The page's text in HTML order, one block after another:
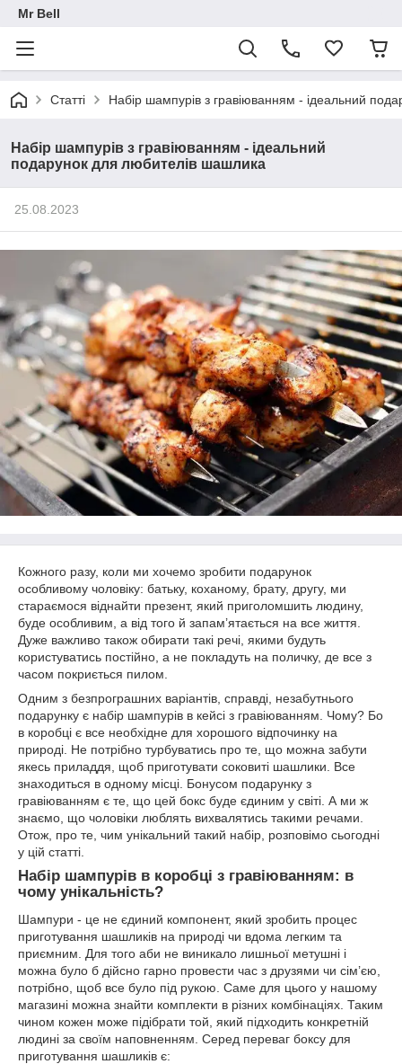
Mr Bell
Статті Набір шампурів з гравіюванням - ідеальний
Набір шампурів з гравіюванням - ідеальний
подарунок для любителів шашлика
25.08.2023
Кожного разу, коли ми хочемо зробити подарунок
особливому чоловіку: батьку, коханому, брату, другу, ми
стараємося віднайти презент, який приголомшить людину,
буде особливим, а від того й запам’ятається на все життя.
Дуже важливо також обирати такі речі, якими будуть
користуватись постійно, а не покладуть на поличку, де все з
часом покриється пилом.
Одним з безпрограшних варіантів, справді, незабутнього
подарунку є набір шампурів в кейсі з гравіюванням. Чому? Бо
в коробці є все необхідне для хорошого відпочинку на
природі. Не потрібно турбуватись про те, що можна забути
якесь приладдя, щоб приготувати соковиті шашлики. Все
знаходиться в одному місці. Бонусом подарунку з
гравіюванням є те, що цей бокс буде єдиним у світі. А ми ж
знаємо, що чоловіки люблять вихвалятись такими речами.
Отож, про те, чим унікальний такий набір, розповімо сьогодні
у цій статті.
Набір шампурів в коробці з гравіюванням: в
чому унікальність?
Шампури - це не єдиний компонент, який зробить процес
приготування шашликів на природі чи вдома легким та
приємним. Для того аби не виникало лишньої метушні і
можна було б дійсно гарно провести час з друзями чи сім’єю,
потрібно, щоб все було під рукою. Саме для цього у нашому
магазині можна знайти комплекти в різних комбінаціях. Таким
чином кожен може підібрати той, який підходить конкретній
людині за своїм наповненням. Серед переваг боксу для
приготування шашликів є: